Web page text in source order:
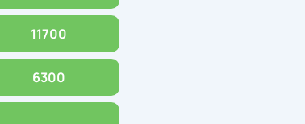
11700
6300